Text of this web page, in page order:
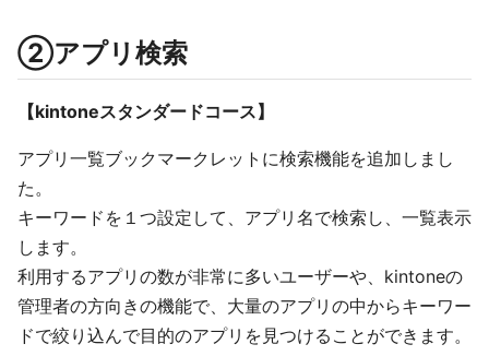
②アプリ検索
【kintoneスタンダードコース】
アプリ一覧ブックマークレットに検索機能を追加しまし
た。
キーワードを１つ設定して、アプリ名で検索し、一覧表示
します。
利用するアプリの数が非常に多いユーザーや、kintoneの
管理者の方向きの機能で、大量のアプリの中からキーワー
ドで絞り込んで目的のアプリを見つけることができます。